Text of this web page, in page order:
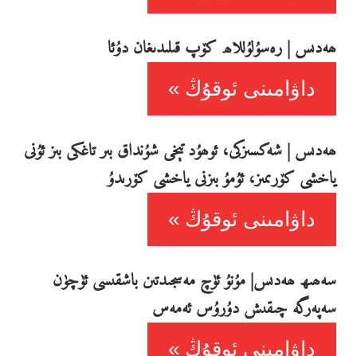
ھەدىس | رەسۇلۇللاھ كۆپ قىلىدىغان دۇئا
داۋامىنى ئوقۇڭ
ھەدىس | شەكسىزكى، ئوھۇد تېخى شۇنداق بىر تاغكى بىز ئۇنى
ياخشى كۆرىمىز، ئۇمۇ بىزنى ياخشى كۆرىدۇ
داۋامىنى ئوقۇڭ
سەھىھ ھەدىس| مۇنۇ ئۈچ مەسجىدتىن باشقىسى ئۈچۈن
سەپەرگە چىقىش دۇرۇس ئەمەس
داۋامىنى ئوقۇڭ